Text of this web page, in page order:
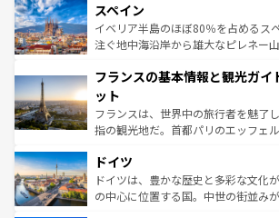
ろん、トスカーナの美しい田園風景
景など、自然景観も見逃せない。観
ピザやパスタなど、絶品のイタリア
ませてくれるイタリアで、忘れられ
なお、新着のイタリア情報は
しい。
スペイン
イベリア半島のほぼ80％を占めるス
注ぐ地中海沿岸から雄大なピレネー
文化が根付くこの国では、情熱的な
れる闘牛、そして美味しいタパスが
る。首都マドリードの洗練された雰
アートに溢れた街角から、地方では
せる。地方によって風土や気候が異
性で訪れる人を魅
ンテンツ一覧を参照してほしい。
フランスの基本情報と観光ガイ
ット
フランスは、世界中の旅行者を魅了
指の観光地だ。首都パリのエッフェ
で、幅広い魅力が詰まっている。華
聖堂、美しいビーチ、そして豊かな
から魅了する。また、フランスは美
ドイツ
ドイツは、豊かな歴史と多彩な文化
の中心に位置する国。中世の街並み